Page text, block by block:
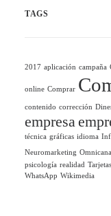
TAGS
2017 aplicación campaña
online Comprar
contenido corrección
empresa
técnica gráficas idioma
Neuromarketing
psicología realidad Tarjetas
WhatsApp Wikimedia